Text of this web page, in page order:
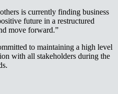
is currently finding business
future in a restructured
to maintaining a high level
with all stakeholders during the